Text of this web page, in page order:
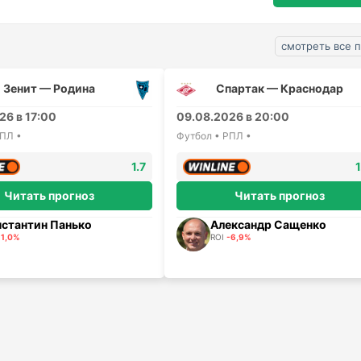
смотреть все
Зенит — Родина
в 17:00
•
1.7
Читать прогноз
Панько
Спартак — Краснодар
09.08.2026 в 20:00
Футбол • РПЛ •
Читать прогноз
Александр Сащенко
ROI-6,9%